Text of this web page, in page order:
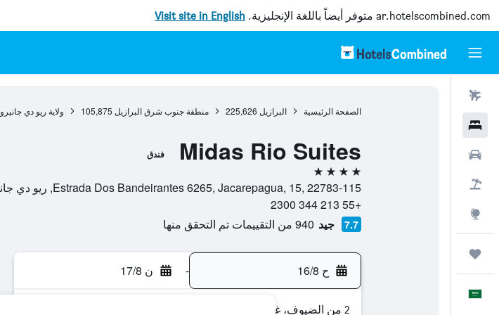
ar.hotelscombined.com متوفر أيضاً باللغة الإنجليزية. Visit site in English
الصفحة الرئيسية البرازيل 225,626 منطقة جنوب شرق البرازيل 105,875 ولاية ريو دي جانيرو
Midas Rio Suites فندق
4 نجوم
Estrada Dos Bandeirantes 6265, Jacarepagua, 15, 22783-115, ريو دي جانيرو, ولاية ريو دي جانيرو, البرازيل
+55 213 344 2300
7.7 جيد 940 من التقييمات تم التحقق منها
ح 16/8 - ن 17/8
2 من الضيوف، غرفة واحدة